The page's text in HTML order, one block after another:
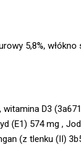
5,8%,
D3
(E1) 574 mg ,
(z tlenku (II)